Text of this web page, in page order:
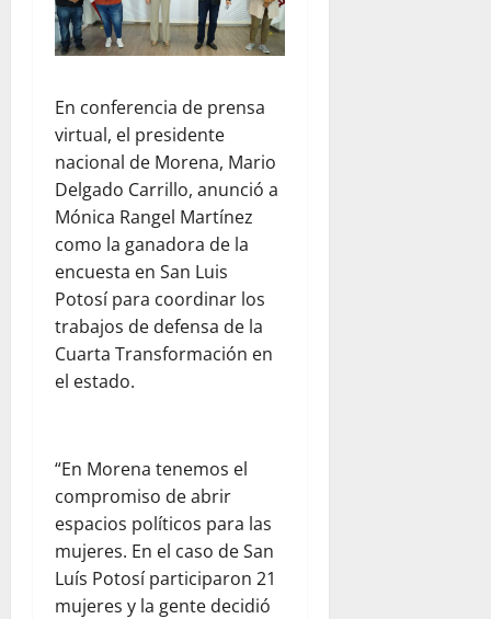
En conferencia de prensa
virtual, el presidente
nacional de Morena, Mario
Delgado Carrillo, anunció a
Mónica Rangel Martínez
como la ganadora de la
encuesta en San Luis
Potosí para coordinar los
trabajos de defensa de la
Cuarta Transformación en
el estado.
“En Morena tenemos el
compromiso de abrir
espacios políticos para las
mujeres. En el caso de San
Luís Potosí participaron 21
mujeres y la gente decidió